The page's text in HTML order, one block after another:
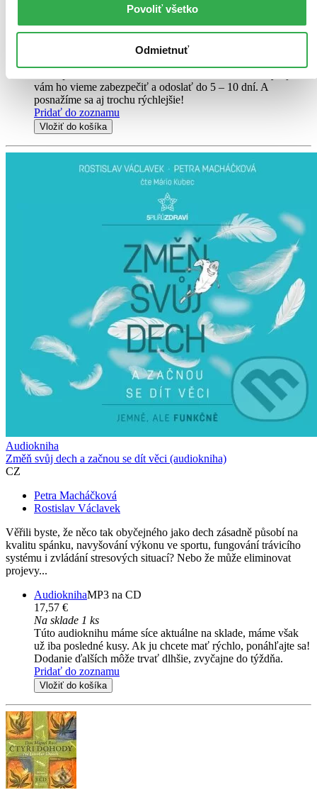
Povoliť všetko
Odmietnuť
AudioknihaMP3 na CD
vám ho vieme zabezpečiť a odoslať do 5 – 10 dní. A
posnažíme sa aj trochu rýchlejšie!
Pridať do zoznamu
Vložiť do košíka
Audiokniha
Změň svůj dech a začnou se dít věci (audiokniha)
CZ
Petra Macháčková
Rostislav Václavek
Věřili byste, že něco tak obyčejného jako dech zásadně působí na
kvalitu spánku, navyšování výkonu ve sportu, fungování trávicího
systému i zvládání stresových situací? Nebo že může eliminovat
projevy...
AudioknihaMP3 na CD
17,57 €
Na sklade 1 ks
Túto audioknihu máme síce aktuálne na sklade, máme však
už iba posledné kusy. Ak ju chcete mať rýchlo, ponáhľajte sa!
Dodanie ďalších môže trvať dlhšie, zvyčajne do týždňa.
Pridať do zoznamu
Vložiť do košíka